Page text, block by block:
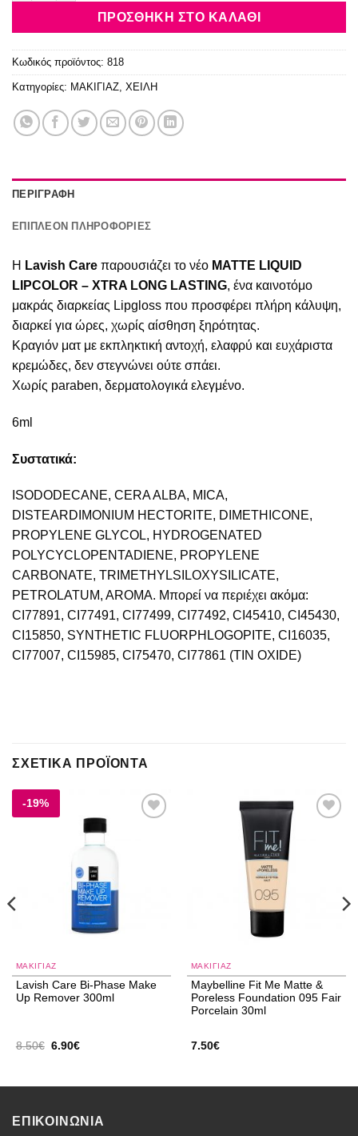
ΠΡΟΣΘΉΚΗ ΣΤΟ ΚΑΛΆΘΙ
Κωδικός προϊόντος: 818
Κατηγορίες: ΜΑΚΙΓΙΑΖ ΧΕΙΛΗ
ΠΕΡΙΓΡΑΦΉ
ΕΠΙΠΛΈΟΝ ΠΛΗΡΟΦΟΡΊΕΣ
Η Lavish Care παρουσιάζει το νέο MATTE LIQUID
LIPCOLOR – XTRA LONG LASTING, ένα καινοτόμο
μακράς διαρκείας Lipgloss που προσφέρει πλήρη κάλυψη,
διαρκεί για ώρες, χωρίς αίσθηση ξηρότητας.
Κραγιόν ματ με εκπληκτική αντοχή, ελαφρύ και ευχάριστα
κρεμώδες, δεν στεγνώνει ούτε σπάει.
Χωρίς paraben, δερματολογικά ελεγμένο.
6ml
Συστατικά:
ISODODECANE, CERA ALBA, MICA,
DISTEARDIMONIUM HECTORITE, DIMETHICONE,
PROPYLENE GLYCOL, HYDROGENATED
POLYCYCLOPENTADIENE, PROPYLENE
CARBONATE, TRIMETHYLSILOXYSILICATE,
PETROLATUM, AROMA. Μπορεί να περιέχει ακόμα:
CI77891, CI77491, CI77499, CI77492, CI45410, CI45430,
CI15850, SYNTHETIC FLUORPHLOGOPITE, CI16035,
CI77007, CI15985, CI75470, CI77861 (TIN OXIDE)
ΣΧΕΤΙΚΆ ΠΡΟΪΌΝΤΑ
-19%
ΜΑΚΙΓΙΑΖ
Lavish Care Bi-Phase Make
Up Remover 300ml
8.50€ Original
6.90€Η
6.90€.
ΜΑΚΙΓΙΑΖ
Maybelline Fit Me Matte &
Poreless Foundation 095 Fair
Porcelain 30ml
7.50€
ΕΠΙΚΟΙΝΩΝΙΑ